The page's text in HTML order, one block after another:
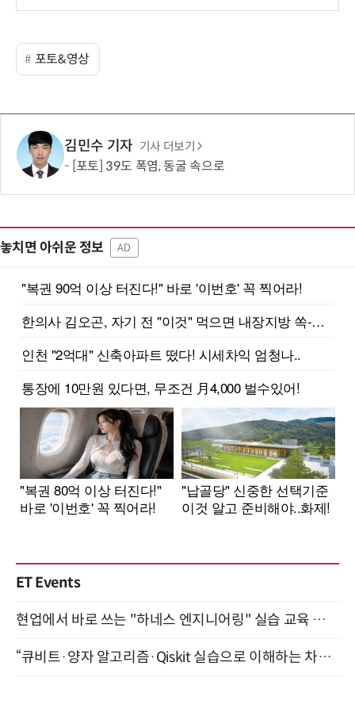
보
포토&영상
김민수 기자 기사 더보기
[포토] 39도 폭염, 동굴 속으로
놓치면 아쉬운 정보 AD
ET Events
현업에서 바로 쓰는 "하네스 엔지니어링" 실습 교육 워크숍 8월 20일 개최
“큐비트·양자 알고리즘·Qiskit 실습으로 이해하는 차세대 컴퓨팅” (8/28)